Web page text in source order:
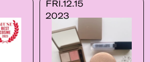
FRI.12.15
2023